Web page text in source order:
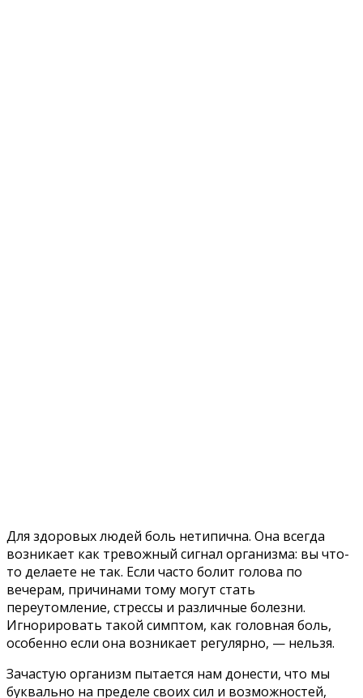
Для здоровых людей боль нетипична. Она всегда
возникает как тревожный сигнал организма: вы что-
то делаете не так. Если часто болит голова по
вечерам, причинами тому могут стать
переутомление, стрессы и различные болезни.
Игнорировать такой симптом, как головная боль,
особенно если она возникает регулярно, — нельзя.
Зачастую организм пытается нам донести, что мы
буквально на пределе своих сил и возможностей,